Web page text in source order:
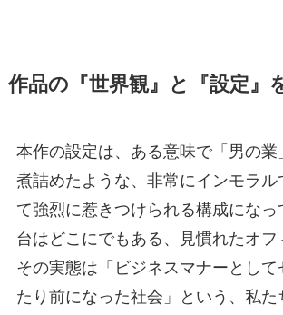
作品の『世界観』と『設定』
本作の設定は、ある意味で「男の業
煮詰めたような、非常にインモラル
て強烈に惹きつけられる構成になっ
台はどこにでもある、見慣れたオフ
その実態は「ビジネスマナーとして
たり前になった社会」という、私た